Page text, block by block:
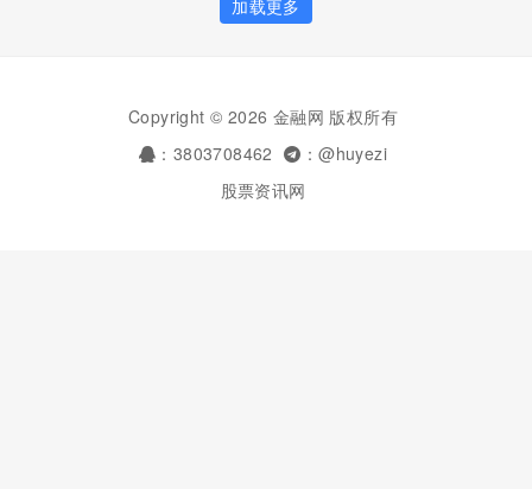
加载更多
Copyright © 2026 金融网 版权所有
：3803708462
：@huyezi
股票资讯网